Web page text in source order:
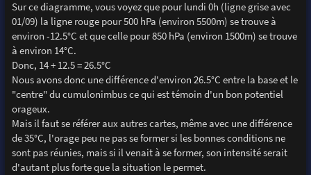
Sur ce diagramme, vous voyez que pour lundi 0h (ligne grise avec
01/09) la ligne rouge pour 500 hPa (environ 5500m) se trouve à
environ -12.5°C et que celle pour 850 hPa (environ 1500m) se trouve
à environ 14°C.
Donc, 14 + 12.5 = 26.5°C
Nous avons donc une différence d'environ 26.5°C entre la base et le
"centre" du cumulonimbus ce qui est témoin d'un bon potentiel
orageux.
Mais il faut se référer aux autres cartes, même avec une différence
de 35°C, l'orage peu ne pas se former si les bonnes conditions ne
sont pas réunies, mais si il venait à se former, son intensité serait
d'autant plus forte que la situation le permet.